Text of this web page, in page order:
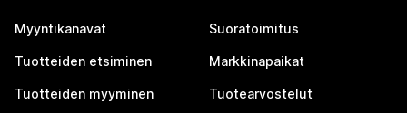
Myyntikanavat
Tuotteiden etsiminen
Tuotteiden myyminen
Suoratoimitus
Markkinapaikat
Tuotearvostelut